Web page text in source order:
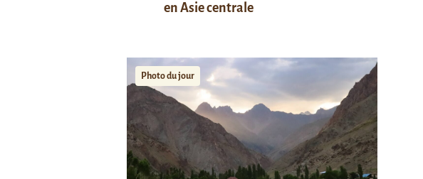
en Asie centrale
Photo du jour